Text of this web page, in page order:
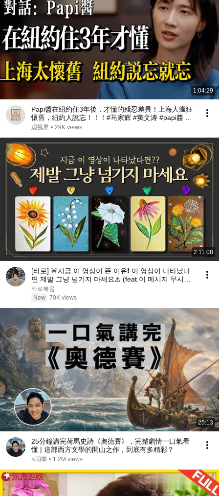
1:04:29
Papi醬在紐約住3年後，才懂的殘忍差異！上海人瘋狂
懷舊，紐約人說忘！！！#马家辉 #窦文涛 #papi醬 #
观视界 • 29K views
2:11:08
[타로] 🚨지금 이 영상이 뜬 이유❗️ 이 영상이 나타났다
면 제발 그냥 넘기지 마세요⚠️ (feat.이 메시지 무시하
지 마세요🧿절대 우연이 아닙니다🚫금전•일•학업•관계
까지 몽땅💥)
타로혜윰
New 70K views
25:13
25分鐘講完荷馬史詩《奧德賽》，完整劇情一口氣看
懂 | 這部西方文學的開山之作，到底有多精彩？
K同學 • 1.2M views